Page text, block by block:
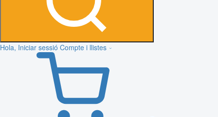
Hola, Iniciar sessió Compte i llistes